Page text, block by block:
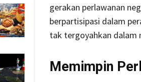
gerakan perlawanan
berpartisipasi dalam
tak tergoyahkan dalam
Memimpin